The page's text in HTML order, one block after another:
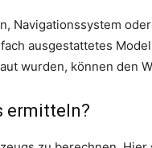
Navigationssystem
ausgestattetes
wurden, können den
ermitteln?